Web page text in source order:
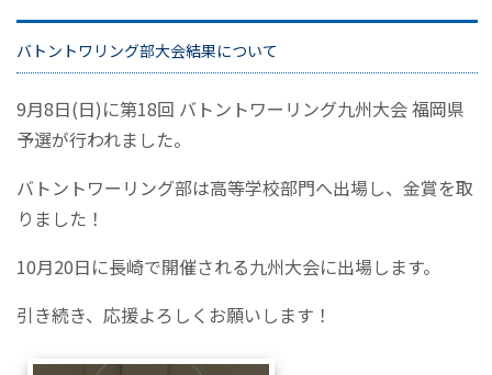
バトントワリング部大会結果について
9月8日(日)に第18回 バトントワーリング九州大会 福岡県
予選が行われました。
バトントワーリング部は高等学校部門へ出場し、金賞を取
りました！
10月20日に長崎で開催される九州大会に出場します。
引き続き、応援よろしくお願いします！